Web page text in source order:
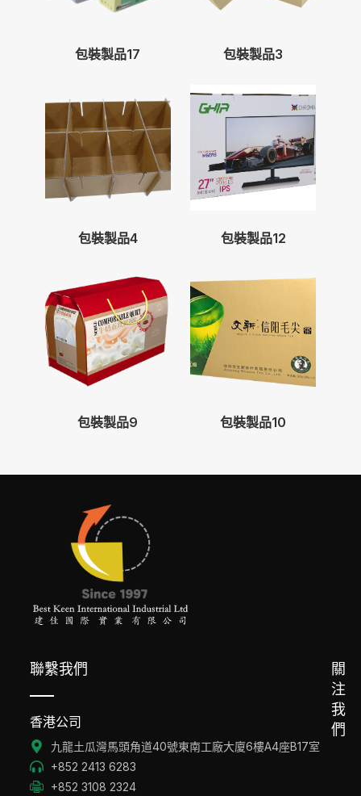
包裝製品17 包裝製品3
包裝製品4 包裝製品12
包裝製品9 包裝製品10
聯繫我們
香港公司
九龍土瓜灣馬頭角道40號東南工廠大廈6樓A4座B17室
+852 2413 6283
+852 3108 2324
關
注
我
們